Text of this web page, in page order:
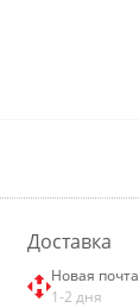
Доставка
Новая почта
1-2 дня